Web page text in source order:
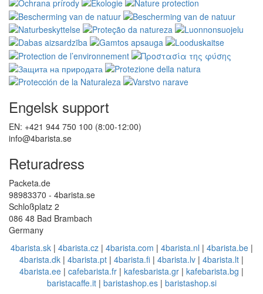
Engelsk support
EN: +421 944 750 100 (8:00-12:00)
info@4barista.se
Returadress
Packeta.de
98983370 - 4barista.se
Schloßplatz 2
086 48 Bad Brambach
Germany
4barista.sk| 4barista.cz| 4barista.com | 4barista.nl | 4barista.be|
4barista.dk | 4barista.pt | 4barista.fi | 4barista.lv | 4barista.lt |
4barista.ee | cafebarista.fr | kafesbarista.gr | kafebarista.bg |
baristacaffe.it| baristashop.es| baristashop.si